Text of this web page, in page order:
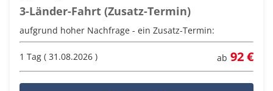
3-Länder-Fahrt (Zusatz-Termin)
aufgrund hoher Nachfrage - ein Zusatz-Termin:
1 Tag ( 31.08.2026 ) ab 92 €